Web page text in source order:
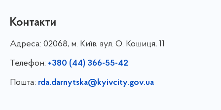
Контакти
Адреса: 02068, м. Київ, вул. О. Кошиця, 11
Телефон: +380 (44) 366-55-42
Пошта: rda.darnytska@kyivcity.gov.ua